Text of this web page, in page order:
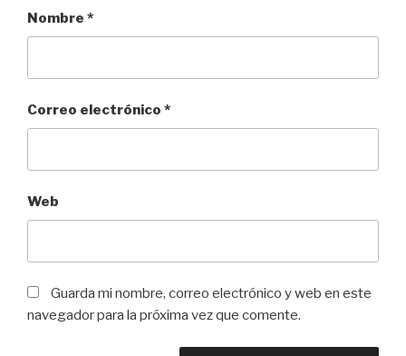
Nombre *
Correo electrónico *
Web
Guarda mi nombre, correo electrónico y web en este
navegador para la próxima vez que comente.